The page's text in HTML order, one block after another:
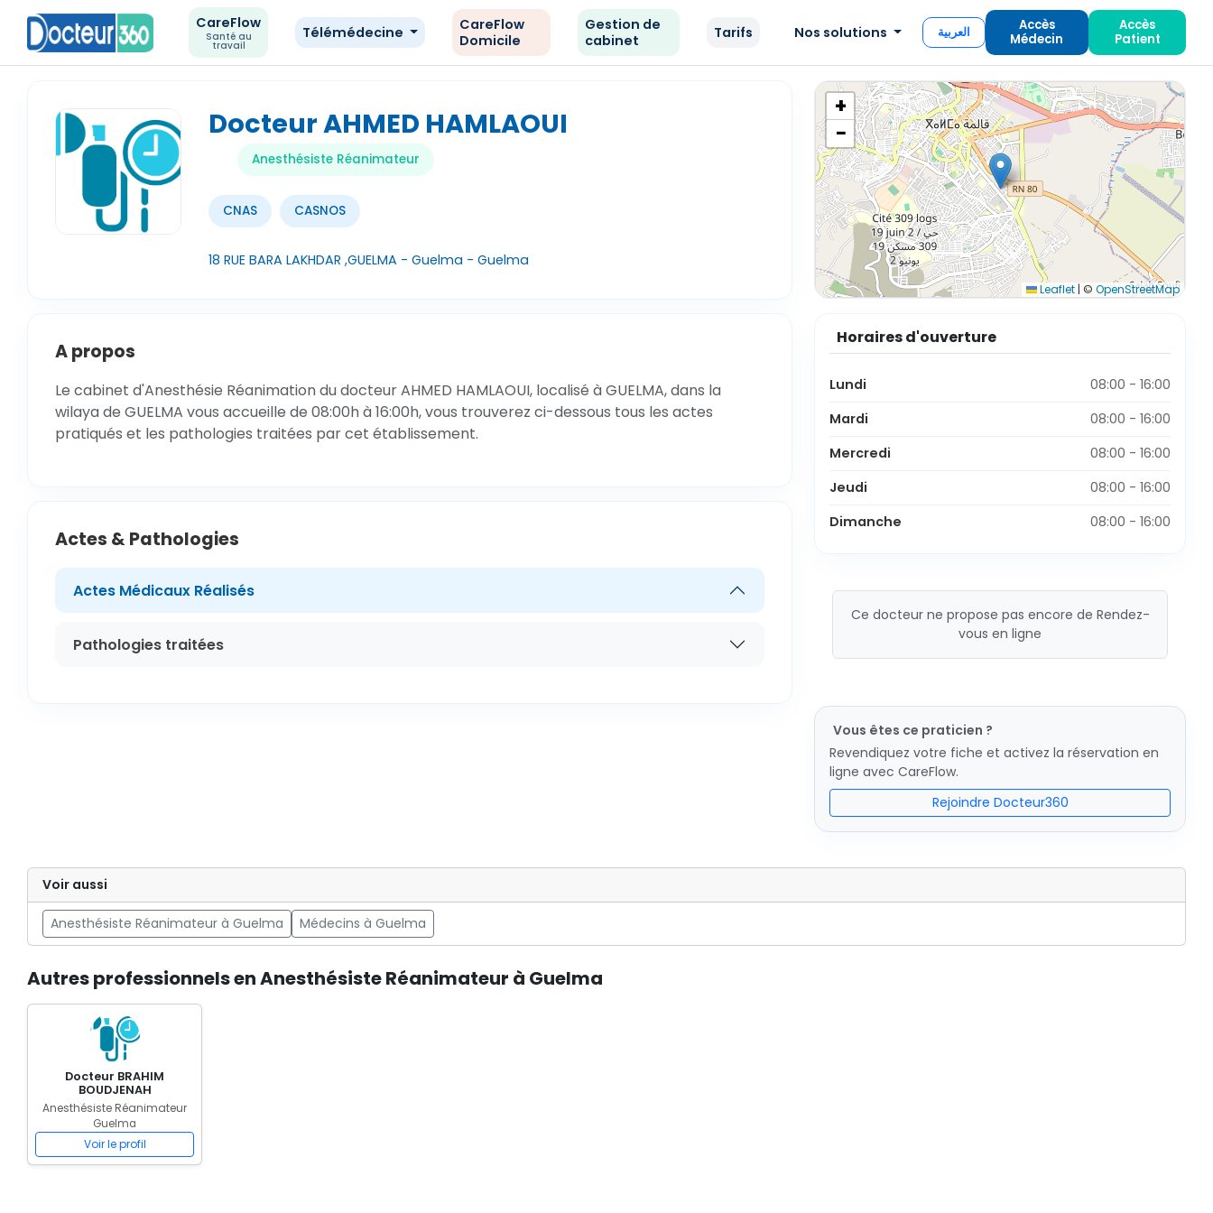
CareFlow
Santé au
travail
Télémédecine
CareFlow
Domicile
Gestion de
cabinet
Tarifs Nos solutions العربية
Accès
Médecin
Accès
Patient
Docteur AHMED HAMLAOUI
Anesthésiste Réanimateur
CNAS CASNOS
18 RUE BARA LAKHDAR ,GUELMA - Guelma - Guelma
+
−
Leaflet | © OpenStreetMap
A propos
Le cabinet d'Anesthésie Réanimation du docteur AHMED HAMLAOUI, localisé à GUELMA, dans la
wilaya de GUELMA vous accueille de 08:00h à 16:00h, vous trouverez ci-dessous tous les actes
pratiqués et les pathologies traitées par cet établissement.
Actes & Pathologies
Actes Médicaux Réalisés
Pathologies traitées
Horaires d'ouverture
Lundi
08:00 - 16:00
Mardi
08:00 - 16:00
Mercredi
08:00 - 16:00
Jeudi
08:00 - 16:00
Dimanche
08:00 - 16:00
Ce docteur ne propose pas encore de Rendez-
vous en ligne
Vous êtes ce praticien ?
Revendiquez votre fiche et activez la réservation en
ligne avec CareFlow.
Rejoindre Docteur360
Voir aussi
Anesthésiste Réanimateur à Guelma Médecins à Guelma
Autres professionnels en Anesthésiste Réanimateur à Guelma
Docteur BRAHIM
BOUDJENAH
Anesthésiste Réanimateur
Guelma
Voir le profil